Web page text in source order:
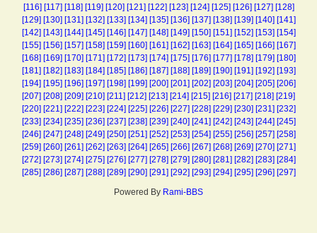
[116] [117] [118] [119] [120] [121] [122] [123] [124] [125] [126] [127] [128]
[129] [130] [131] [132] [133] [134] [135] [136] [137] [138] [139] [140] [141]
[142] [143] [144] [145] [146] [147] [148] [149] [150] [151] [152] [153] [154]
[155] [156] [157] [158] [159] [160] [161] [162] [163] [164] [165] [166] [167]
[168] [169] [170] [171] [172] [173] [174] [175] [176] [177] [178] [179] [180]
[181] [182] [183] [184] [185] [186] [187] [188] [189] [190] [191] [192] [193]
[194] [195] [196] [197] [198] [199] [200] [201] [202] [203] [204] [205] [206]
[207] [208] [209] [210] [211] [212] [213] [214] [215] [216] [217] [218] [219]
[220] [221] [222] [223] [224] [225] [226] [227] [228] [229] [230] [231] [232]
[233] [234] [235] [236] [237] [238] [239] [240] [241] [242] [243] [244] [245]
[246] [247] [248] [249] [250] [251] [252] [253] [254] [255] [256] [257] [258]
[259] [260] [261] [262] [263] [264] [265] [266] [267] [268] [269] [270] [271]
[272] [273] [274] [275] [276] [277] [278] [279] [280] [281] [282] [283] [284]
[285] [286] [287] [288] [289] [290] [291] [292] [293] [294] [295] [296] [297]
Powered By Rami-BBS